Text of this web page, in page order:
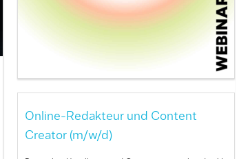
Online-Redakteur und Content
Creator (m/w/d)